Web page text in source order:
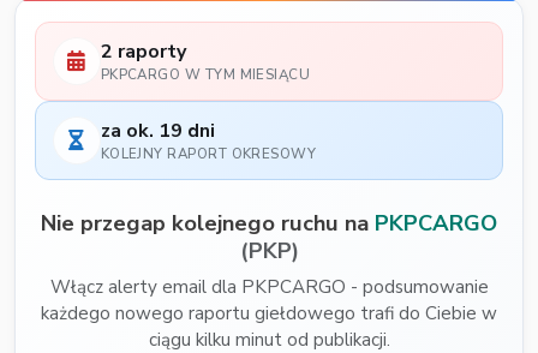
2 raporty
PKPCARGO W TYM MIESIĄCU
za ok. 19 dni
KOLEJNY RAPORT OKRESOWY
Nie przegap kolejnego ruchu na PKPCARGO
(PKP)
Włącz alerty email dla PKPCARGO - podsumowanie
każdego nowego raportu giełdowego trafi do Ciebie w
ciągu kilku minut od publikacji.